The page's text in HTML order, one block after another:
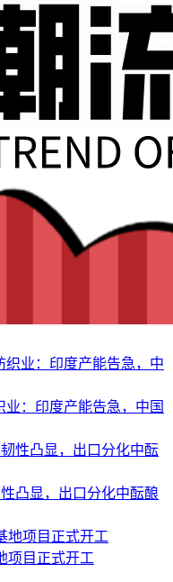
业：印度产能告急，中国
凸显，出口分化中酝酿
项目正式开工